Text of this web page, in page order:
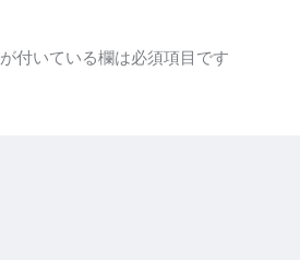
が付いている欄は必須項目です